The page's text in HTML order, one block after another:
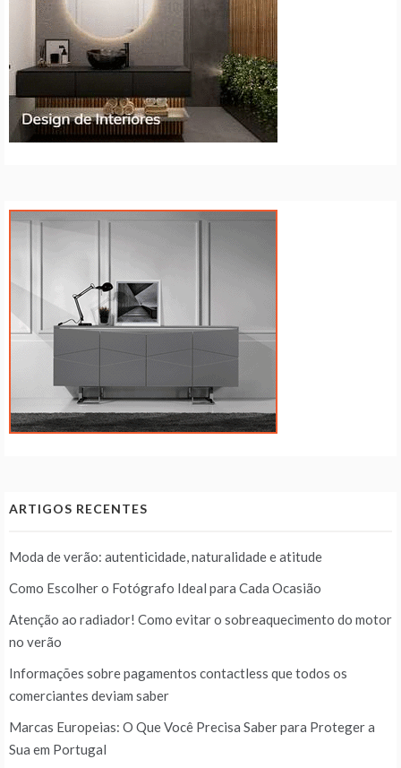
ARTIGOS RECENTES
Moda de verão: autenticidade, naturalidade e atitude
Como Escolher o Fotógrafo Ideal para Cada Ocasião
Atenção ao radiador! Como evitar o sobreaquecimento do motor
no verão
Informações sobre pagamentos contactless que todos os
comerciantes deviam saber
Marcas Europeias: O Que Você Precisa Saber para Proteger a
Sua em Portugal